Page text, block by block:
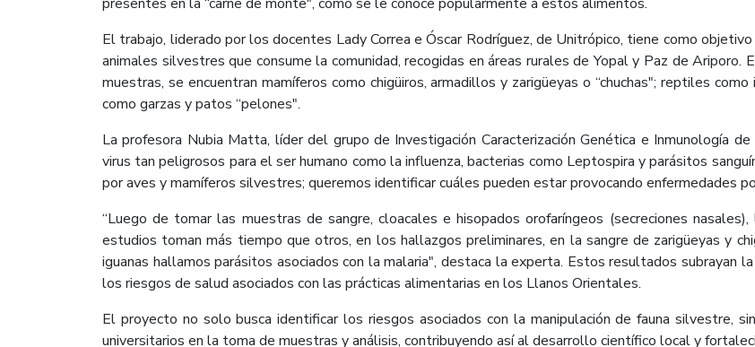
El trabajo, liderado por los docentes Lady Correa e Óscar Rodríguez, de Unitrópico, tiene como
animales silvestres que consume la comunidad, recogidas en áreas rurales de Yopal y Paz de
muestras, se encuentran mamíferos como chigüiros, armadillos y zarigüeyas o “chuchas"; reptiles
como garzas y patos “pelones".
La profesora Nubia Matta, líder del grupo de Investigación Caracterización Genética e Inmunología
virus tan peligrosos para el ser humano como la influenza, bacterias como Leptospira y parásitos
por aves y mamíferos silvestres; queremos identificar cuáles pueden estar provocando enfermedades
“Luego de tomar las muestras de sangre, cloacales e hisopados orofaríngeos (secreciones
estudios toman más tiempo que otros, en los hallazgos preliminares, en la sangre de zarigüeyas y
iguanas hallamos parásitos asociados con la malaria", destaca la experta. Estos resultados subrayan
los riesgos de salud asociados con las prácticas alimentarias en los Llanos Orientales.
El proyecto no solo busca identificar los riesgos asociados con la manipulación de fauna silvestre,
universitarios en la toma de muestras y análisis, contribuyendo así al desarrollo científico local y